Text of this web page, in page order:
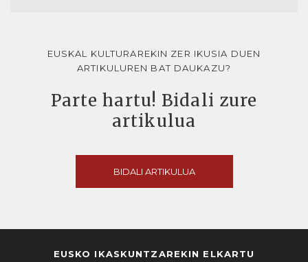
EUSKAL KULTURAREKIN ZER IKUSIA DUEN
ARTIKULUREN BAT DAUKAZU?
Parte hartu! Bidali zure
artikulua
BIDALI ARTIKULUA
EUSKO IKASKUNTZAREKIN ELKARTU